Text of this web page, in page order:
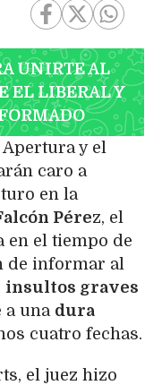
UNIRTE AL
EL LIBERAL Y
y el
caro a
en la
Pérez, el
en el tiempo de
de informar al
insultos graves
a una dura
cuatro fechas.
el juez hizo